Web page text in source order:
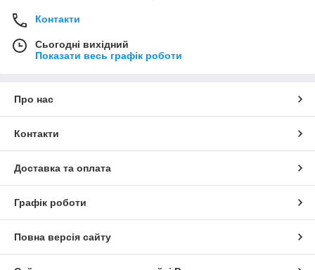
Контакти
Сьогодні вихідний
Показати весь графік роботи
Про нас
Контакти
Доставка та оплата
Графік роботи
Повна версія сайту